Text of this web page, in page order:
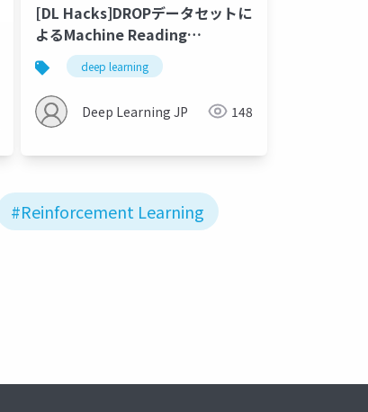
[DL Hacks]DROPデータセットに
よるMachine Reading
Comprehension研究の状況
deep learning
Deep Learning JP 148
#Reinforcement Learning